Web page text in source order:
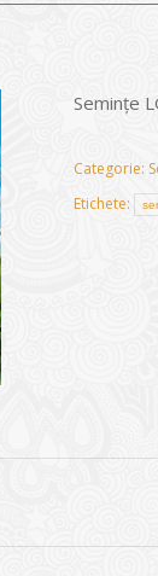
Semințe
Categorie:
Etichete: